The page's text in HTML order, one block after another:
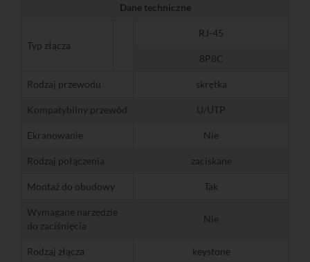
Dane techniczne
Typ złącza
RJ-45
8P8C
Rodzaj przewodu skrętka
Kompatybilny przewód U/UTP
Ekranowanie Nie
Rodzaj połączenia zaciskane
Montaż do obudowy Tak
Wymagane narzędzie
do zaciśnięcia
Nie
Rodzaj złącza keystone